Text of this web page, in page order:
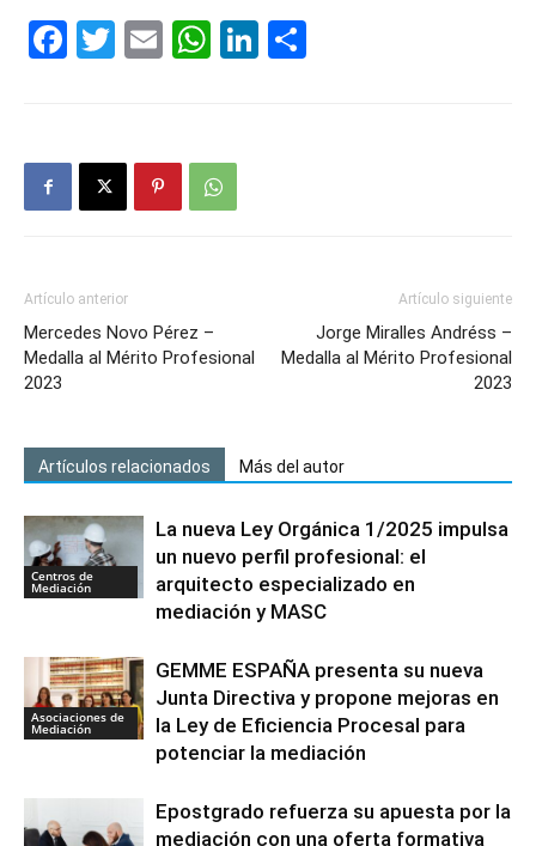
Facebook
Twitter
EmailWhatsApp
LinkedIn
Artículo anterior
Mercedes Novo Pérez –
Medalla al Mérito Profesional
2023
Artículo siguiente
Jorge Miralles Andréss –
Medalla al Mérito Profesional
2023
Artículos relacionados Más del autor
Centros de
Mediación
La nueva Ley Orgánica 1/2025 impulsa
un nuevo perfil profesional: el
arquitecto especializado en
mediación y MASC
Asociaciones de
Mediación
GEMME ESPAÑA presenta su nueva
Junta Directiva y propone mejoras en
la Ley de Eficiencia Procesal para
potenciar la mediación
Epostgrado refuerza su apuesta por la
mediación con una oferta formativa